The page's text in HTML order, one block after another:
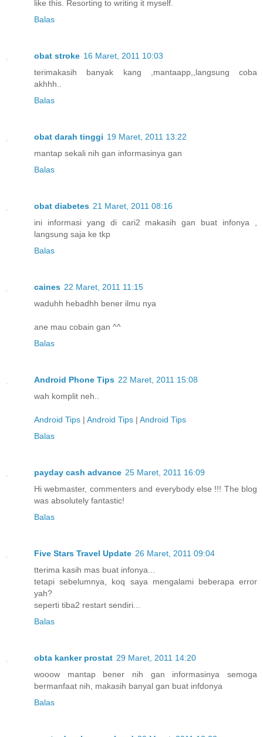
like this. Resorting to writing it myself.
Balas
obat stroke 16 Maret, 2011 10:03
terimakasih banyak kang ,mantaapp,,langsung coba
akhhh..
Balas
obat darah tinggi 19 Maret, 2011 13:22
mantap sekali nih gan informasinya gan
Balas
obat diabetes 21 Maret, 2011 08:16
ini informasi yang di cari2 makasih gan buat infonya ,
langsung saja ke tkp
Balas
caines 22 Maret, 2011 11:15
waduhh hebadhh bener ilmu nya
ane mau cobain gan ^^
Balas
Android Phone Tips 22 Maret, 2011 15:08
wah komplit neh..
Android Tips | Android Tips | Android Tips
Balas
payday cash advance 25 Maret, 2011 16:09
Hi webmaster, commenters and everybody else !!! The blog
was absolutely fantastic!
Balas
Five Stars Travel Update 26 Maret, 2011 09:04
tterima kasih mas buat infonya...
tetapi sebelumnya, koq saya mengalami beberapa error
yah?
seperti tiba2 restart sendiri...
Balas
obta kanker prostat 29 Maret, 2011 14:20
wooow mantap bener nih gan informasinya semoga
bermanfaat nih, makasih banyal gan buat infdonya
Balas